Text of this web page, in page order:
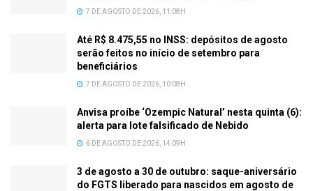
7 DE AGOSTO DE 2026, 11:08H
Até R$ 8.475,55 no INSS: depósitos de agosto
serão feitos no início de setembro para
beneficiários
7 DE AGOSTO DE 2026, 10:08H
Anvisa proíbe ‘Ozempic Natural’ nesta quinta (6):
alerta para lote falsificado de Nebido
6 DE AGOSTO DE 2026, 14:09H
3 de agosto a 30 de outubro: saque-aniversário
do FGTS liberado para nascidos em agosto de